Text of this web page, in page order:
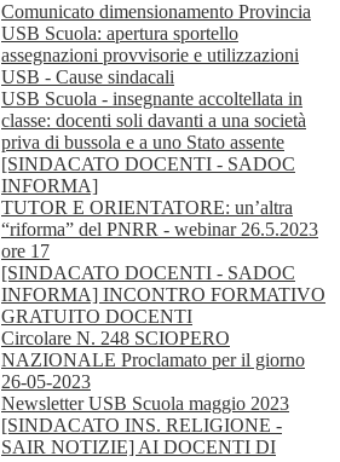
Comunicato dimensionamento Provincia
USB Scuola: apertura sportello
assegnazioni provvisorie e utilizzazioni
USB - Cause sindacali
USB Scuola - insegnante accoltellata in
classe: docenti soli davanti a una società
priva di bussola e a uno Stato assente
[SINDACATO DOCENTI - SADOC
INFORMA]
TUTOR E ORIENTATORE: un’altra
“riforma” del PNRR - webinar 26.5.2023
ore 17
[SINDACATO DOCENTI - SADOC
INFORMA] INCONTRO FORMATIVO
GRATUITO DOCENTI
Circolare N. 248 SCIOPERO
NAZIONALE Proclamato per il giorno
26-05-2023
Newsletter USB Scuola maggio 2023
[SINDACATO INS. RELIGIONE -
SAIR NOTIZIE] AI DOCENTI DI